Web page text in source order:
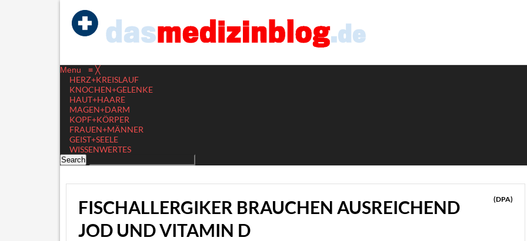
Menu ≡ ╳
HERZ+KREISLAUF
KNOCHEN+GELENKE
HAUT+HAARE
MAGEN+DARM
KOPF+KÖRPER
FRAUEN+MÄNNER
GEIST+SEELE
WISSENWERTES
FISCHALLERGIKER BRAUCHEN AUSREICHEND
JOD UND VITAMIN D
(DPA)